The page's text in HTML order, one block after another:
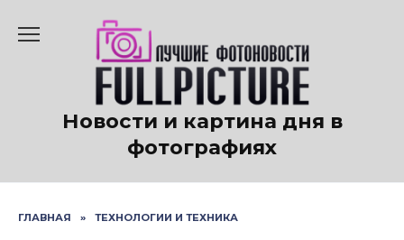
содержанию
Новости и картина дня в
фотографиях
ГЛАВНАЯ » ТЕХНОЛОГИИ И ТЕХНИКА